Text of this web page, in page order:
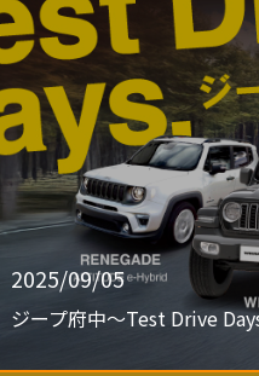
2025/09/05
ジープ府中〜Test Drive